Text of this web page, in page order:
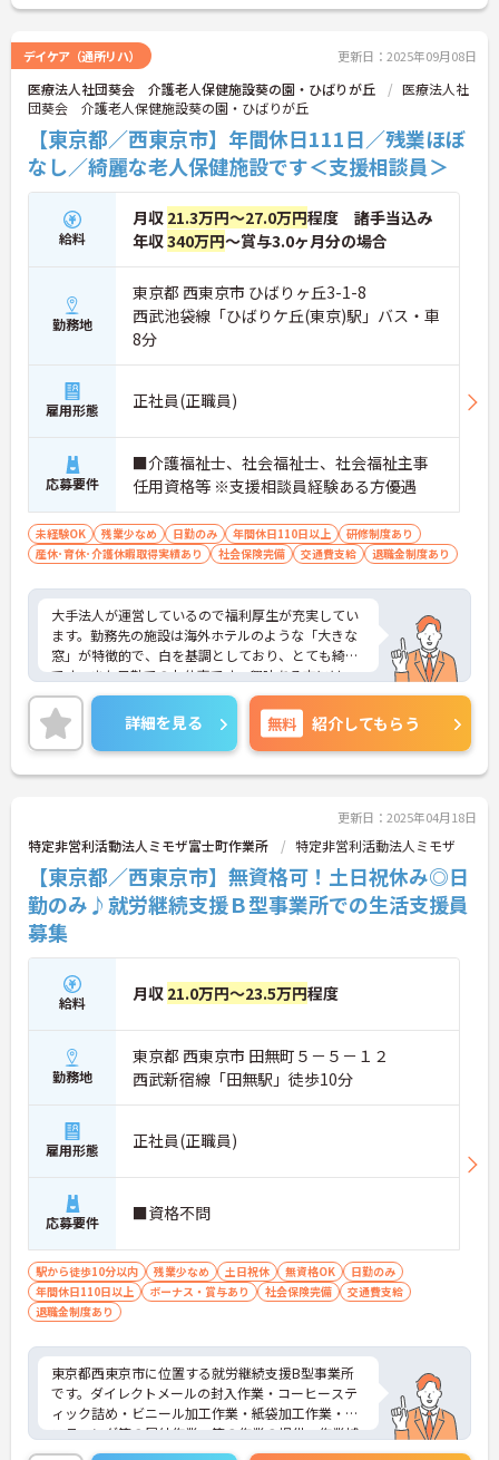
デイケア（通所リハ） 更新日：2025年09月08日
医療法人社団葵会 介護老人保健施設葵の園・ひばりが丘
医療法人社
団葵会 介護老人保健施設葵の園・ひばりが丘
【東京都／西東京市】年間休日111日／残業ほぼ
なし／綺麗な老人保健施設です＜支援相談員＞
給料
月収 21.3万円～27.0万円程度 諸手当込み
年収340万円～賞与3.0ヶ月分の場合
勤務地
東京都 西東京市 ひばりヶ丘3-1-8
西武池袋線「ひばりケ丘(東京)駅」バス・車
8分
雇用形態 正社員(正職員)
応募要件
■介護福祉士、社会福祉士、社会福祉主事
任用資格等 ※支援相談員経験ある方優遇
未経験OK 残業少なめ 日勤のみ 年間休日110日以上
研修制度あり
産休･育休･介護休暇取得実績あり
社会保険完備 交通費支給 退職金制度あり
大手法人が運営しているので福利厚生が充実してい
ます。勤務先の施設は海外ホテルのような「大きな
窓」が特徴的で、白を基調としており、とても綺麗
です。また日勤でのお仕事です。興味ある方には、
面接対策ポイントなど、さらに詳細をお話しいたし
ますのでお気軽にご相談ください！
詳細を見る 無料 紹介してもらう
更新日：2025年04月18日
特定非営利活動法人ミモザ富士町作業所 特定非営利活動法人ミモザ
【東京都／西東京市】無資格可！土日祝休み◎日
勤のみ♪就労継続支援Ｂ型事業所での生活支援員
募集
給料 月収 21.0万円～23.5万円程度
勤務地
東京都 西東京市 田無町５－５－１２
西武新宿線「田無駅」徒歩10分
雇用形態 正社員(正職員)
応募要件 ■資格不問
駅から徒歩10分以内 残業少なめ 土日祝休 無資格OK
日勤のみ
年間休日110日以上
ボーナス・賞与あり 社会保険完備
交通費支給
退職金制度あり
東京都西東京市に位置する就労継続支援B型事業所
です。ダイレクトメールの封入作業・コーヒーステ
ィック詰め・ビニール加工作業・紙袋加工作業・ポ
スティング等の屋外作業・等の作業の提供、作業補
助等を通して、利用者の自立と社会参加、社会復帰